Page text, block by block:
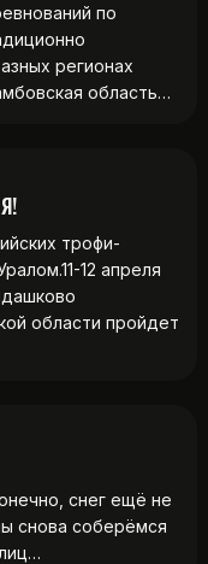
по
регионах
область…
трофи-
12 апреля
области пройдет
снег ещё не
снова соберёмся